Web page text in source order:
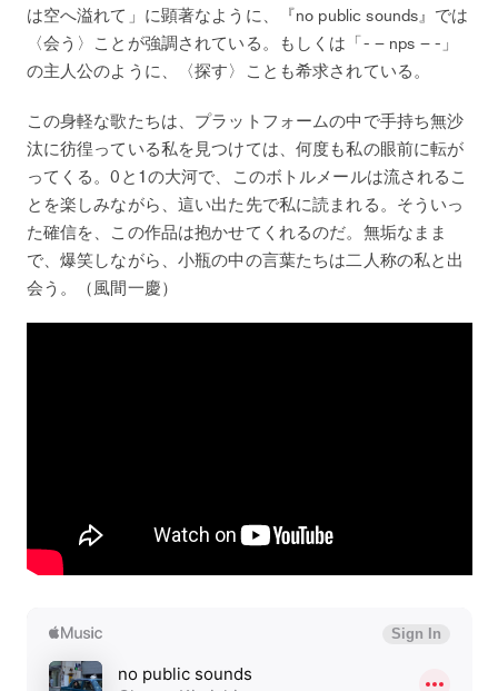
は空へ溢れて」に顕著なように、『no public sounds』では
〈会う〉ことが強調されている。もしくは「- – nps – -」
の主人公のように、〈探す〉ことも希求されている。
この身軽な歌たちは、プラットフォームの中で手持ち無沙
汰に彷徨っている私を見つけては、何度も私の眼前に転が
ってくる。0と1の大河で、このボトルメールは流されるこ
とを楽しみながら、這い出た先で私に読まれる。そういっ
た確信を、この作品は抱かせてくれるのだ。無垢なまま
で、爆笑しながら、小瓶の中の言葉たちは二人称の私と出
会う。（風間一慶）